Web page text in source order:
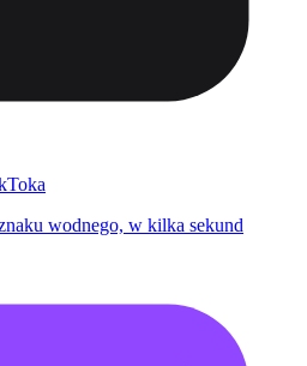
wodnego, w kilka sekund